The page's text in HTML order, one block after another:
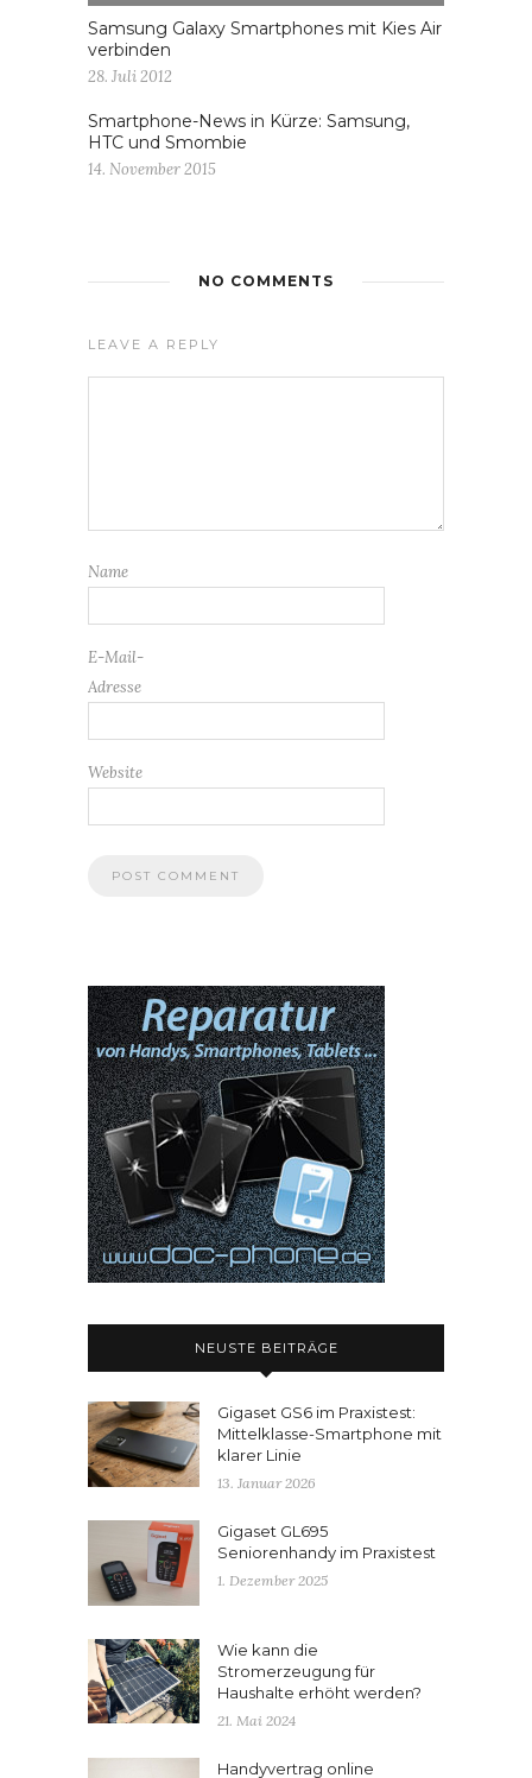
Samsung Galaxy Smartphones mit Kies Air
verbinden
28. Juli 2012
Smartphone-News in Kürze: Samsung,
HTC und Smombie
14. November 2015
NO COMMENTS
LEAVE A REPLY
Name
E-Mail-
Adresse
Website
NEUSTE BEITRÄGE
Gigaset GS6 im Praxistest:
Mittelklasse-Smartphone mit
klarer Linie
13. Januar 2026
Gigaset GL695
Seniorenhandy im Praxistest
1. Dezember 2025
Wie kann die
Stromerzeugung für
Haushalte erhöht werden?
21. Mai 2024
Handyvertrag online